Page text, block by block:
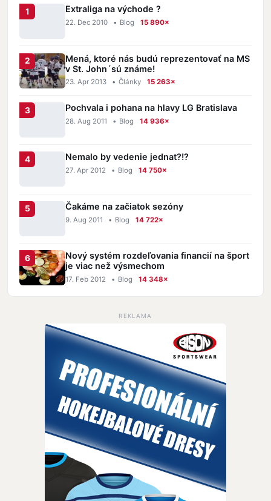
Extraliga na východe ?
22. Dec 2010 • Blog 15 890×
Mená, ktoré nás budú reprezentovať na MS
v St. John´sú známe!
23. Apr 2013 • Články 15 263×
Pochvala i pohana na hlavy LG Bratislava
28. Aug 2011 • Blog 14 936×
Nemalo by vedenie jednat?!?
27. Apr 2012 • Blog 14 750×
Čakáme na začiatok sezóny
9. Aug 2011 • Blog 14 722×
Nový systém rozdeľovania financií na šport
je viac než výsmechom
17. Feb 2012 • Blog 14 348×
REKLAMA